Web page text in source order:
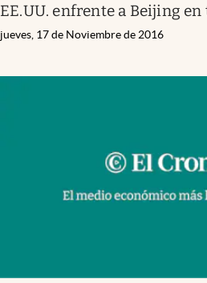
EE.UU. enfrente a Beijing
jueves, 17 de Noviembre de 2016